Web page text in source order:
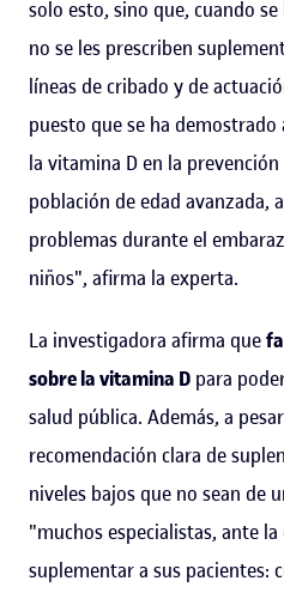
solo esto, sino que, cuando
no se les prescriben
líneas de cribado y de
puesto que se ha
la vitamina D en la
población de edad avanzada,
problemas durante el
niños", afirma la experta.
La investigadora afirma que
sobre la vitamina D para
salud pública. Además, a
recomendación clara de
niveles bajos que no sean de
"muchos especialistas, ante
suplementar a sus pacientes: